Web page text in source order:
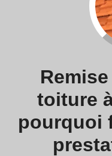
toiture
pourquoi